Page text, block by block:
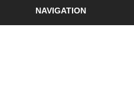
NAVIGATION